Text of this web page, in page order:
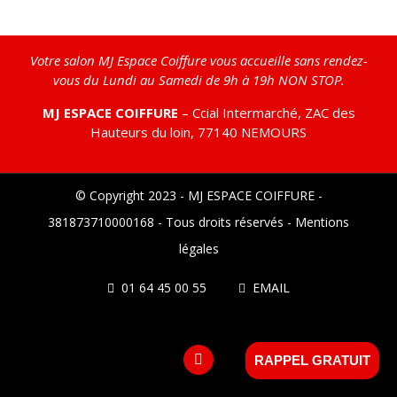
Votre salon MJ Espace Coiffure vous accueille sans rendez-
vous du Lundi au Samedi de 9h à 19h NON STOP.
MJ ESPACE COIFFURE – Ccial Intermarché, ZAC des
Hauteurs du loin, 77140 NEMOURS
© Copyright 2023 - MJ ESPACE COIFFURE -
381873710000168 - Tous droits réservés - Mentions
légales
01 64 45 00 55 EMAIL
facebook RAPPEL GRATUIT